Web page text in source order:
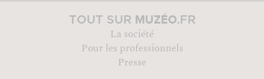
TOUT SUR MUZÉO.FR
La société
Pour les professionnels
Presse